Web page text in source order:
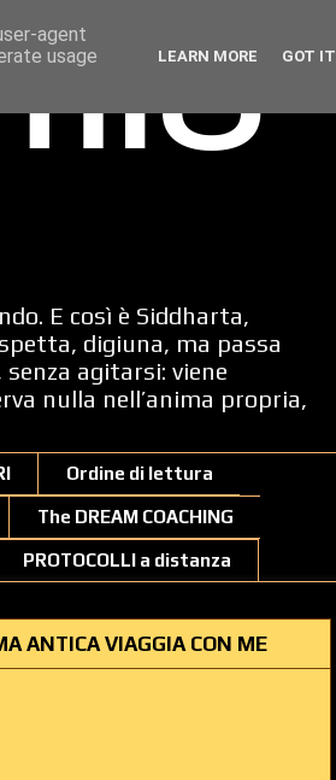
E così è Siddharta,
digiuna, ma passa
agitarsi: viene
nulla nell’anima propria,
Ordine di lettura
The DREAM COACHING
PROTOCOLLI a distanza
ANTICA VIAGGIA CON ME
agent
usage
LEARN MORE GOT IT